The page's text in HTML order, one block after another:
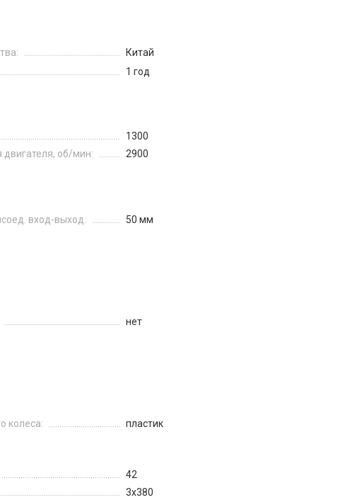
Китай
1 год
1300
об/мин:
2900
вход-выход: 50 мм
нет
колеса: пластик
42
3х380